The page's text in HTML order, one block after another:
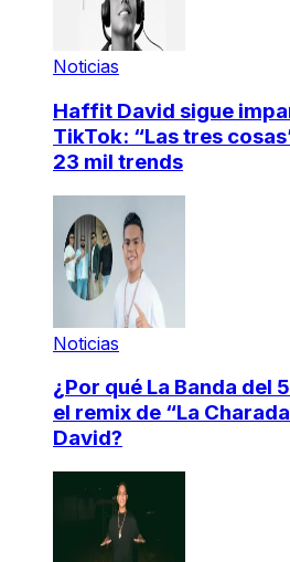
Noticias
Haffit David sigue
TikTok: “Las tres
23 mil trends
Noticias
¿Por qué La Banda del
el remix de “La
David?